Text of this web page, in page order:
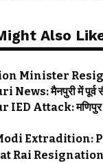
Also
Minister
मैनपुरी में पूर्व
Attack: मणिपुर के
Extradition: PNB
Rai Resignation: चंपत